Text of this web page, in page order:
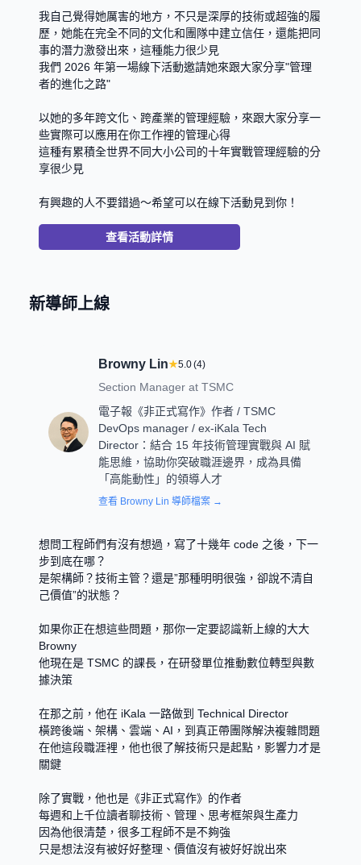
我自己覺得她厲害的地方，不只是深厚的技術或超強的履
歷，她能在完全不同的文化和團隊中建立信任，還能把同
事的潛力激發出來，這種能力很少見
我們 2026 年第一場線下活動邀請她來跟大家分享"管理
者的進化之路"
以她的多年跨文化、跨產業的管理經驗，來跟大家分享一
些實際可以應用在你工作裡的管理心得
這種有累積全世界不同大小公司的十年實戰管理經驗的分
享很少見
有興趣的人不要錯過～希望可以在線下活動見到你！
查看活動詳情
新導師上線
Browny Lin★5.0(4)
Section Manager at TSMC
電子報《非正式寫作》作者 / TSMC
DevOps manager / ex-iKala Tech
Director：結合 15 年技術管理實戰與 AI 賦
能思維，協助你突破職涯邊界，成為具備
「高能動性」的領導人才
查看 Browny Lin 導師檔案 →
想問工程師們有沒有想過，寫了十幾年 code 之後，下一
步到底在哪？
是架構師？技術主管？還是”那種明明很強，卻說不清自
己價值”的狀態？
如果你正在想這些問題，那你一定要認識新上線的大大
Browny
他現在是 TSMC 的課長，在研發單位推動數位轉型與數
據決策
在那之前，他在 iKala 一路做到 Technical Director
橫跨後端、架構、雲端、AI，到真正帶團隊解決複雜問題
在他這段職涯裡，他也很了解技術只是起點，影響力才是
關鍵
除了實戰，他也是《非正式寫作》的作者
每週和上千位讀者聊技術、管理、思考框架與生產力
因為他很清楚，很多工程師不是不夠強
只是想法沒有被好好整理、價值沒有被好好說出來